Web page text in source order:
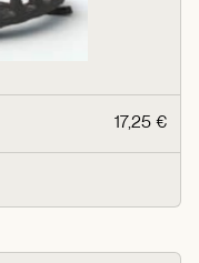
17,25 €